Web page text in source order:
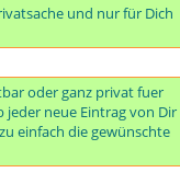
und nur für Dich
oder ganz privat fuer
neue Eintrag von Dir
einfach die gewünschte